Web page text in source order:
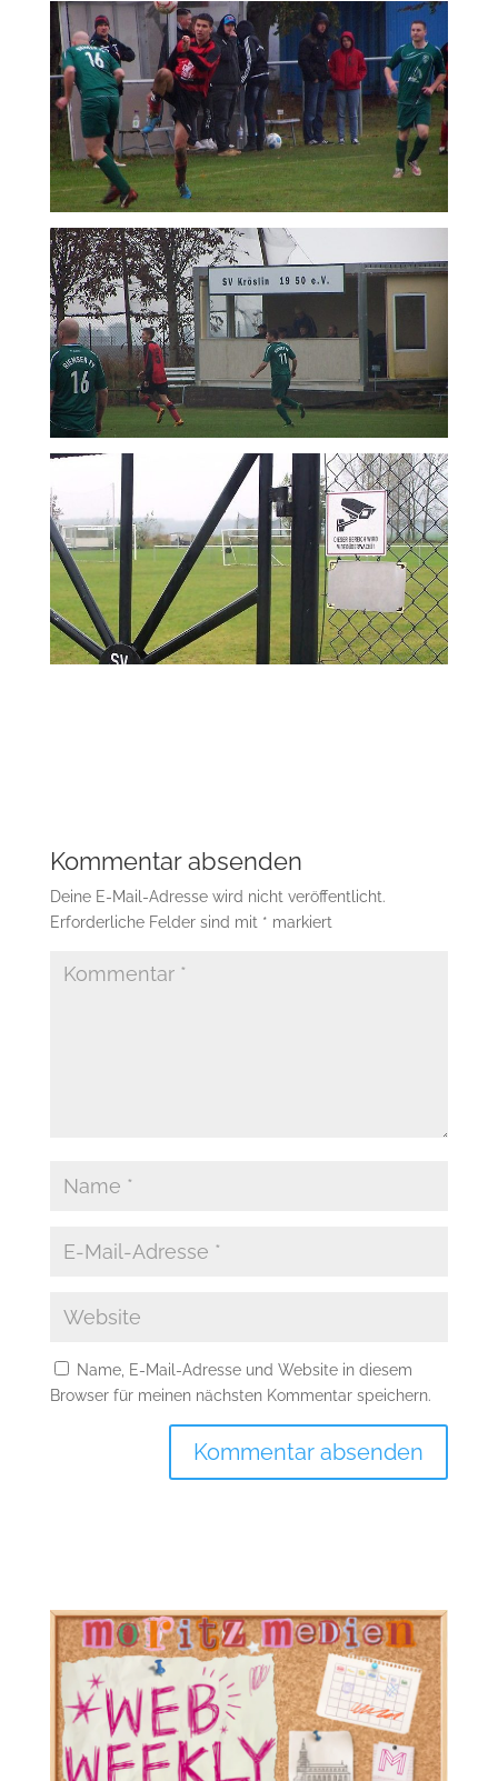
Kommentar absenden
Deine E-Mail-Adresse wird nicht veröffentlicht.
Erforderliche Felder sind mit * markiert
Name, E-Mail-Adresse und Website in diesem
Browser für meinen nächsten Kommentar speichern.